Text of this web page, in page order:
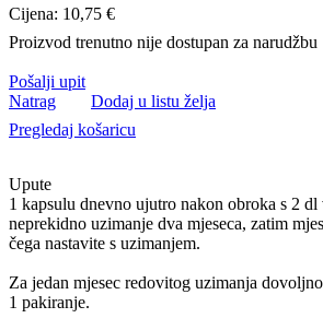
Cijena: 10,75 €
Proizvod trenutno nije dostupan za narudžbu
Pošalji upit
Natrag
Dodaj u listu želja
Pregledaj košaricu
Upute
1 kapsulu dnevno ujutro nakon obroka s 2 dl
neprekidno uzimanje dva mjeseca, zatim
čega nastavite s uzimanjem.
Za jedan mjesec redovitog uzimanja
1 pakiranje.